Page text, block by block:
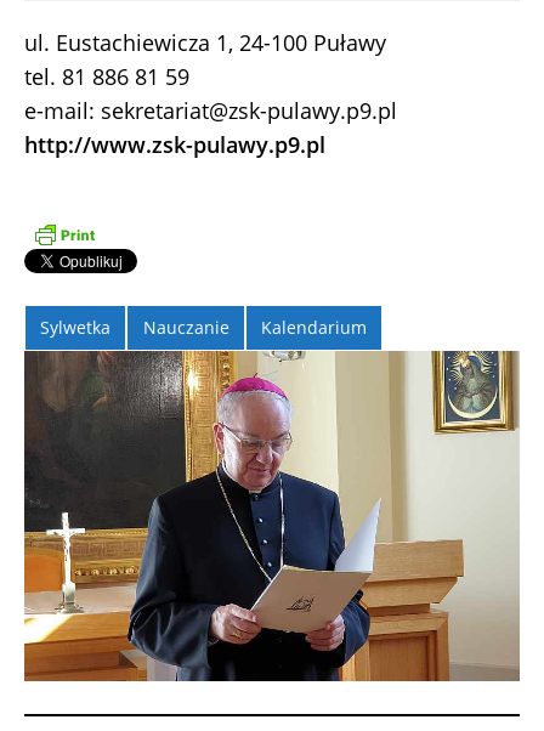
ul. Eustachiewicza 1, 24-100 Puławy
tel. 81 886 81 59
e-mail: sekretariat@zsk-pulawy.p9.pl
http://www.zsk-pulawy.p9.pl
Sylwetka Nauczanie Kalendarium